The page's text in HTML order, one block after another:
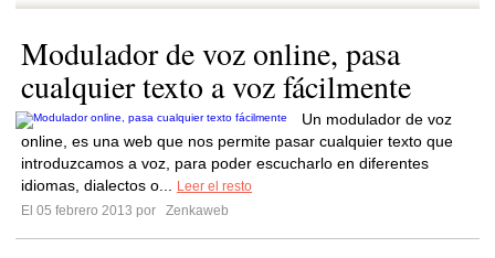
Modulador de voz online, pasa
cualquier texto a voz fácilmente
Un modulador de voz
online, es una web que nos permite pasar cualquier texto que
introduzcamos a voz, para poder escucharlo en diferentes
idiomas, dialectos o...
Leer el resto
El 05 febrero 2013 por
Zenkaweb